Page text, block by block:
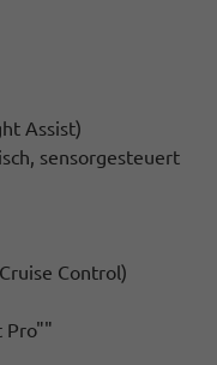
Assist)
sensorgesteuert
Control)
Pro""